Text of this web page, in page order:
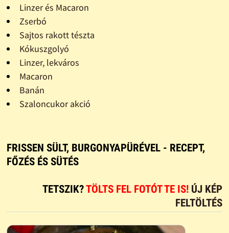
Linzer és Macaron
Zserbó
Sajtos rakott tészta
Kókuszgolyó
Linzer, lekváros
Macaron
Banán
Szaloncukor akció
FRISSEN SÜLT, BURGONYAPÜRÉVEL - RECEPT,
FŐZÉS ÉS SÜTÉS
TETSZIK?TÖLTS FEL FOTÓT TE IS! ÚJ KÉP
FELTÖLTÉS